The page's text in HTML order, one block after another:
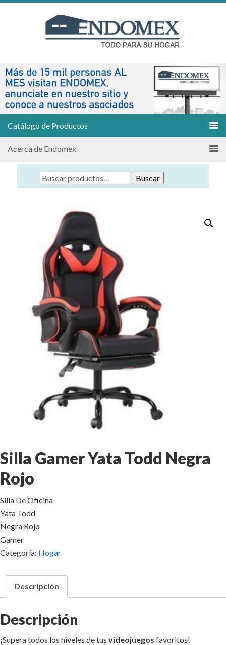
Catálogo de Productos
Acerca de Endomex
Buscar
Silla Gamer Yata Todd Negra
Rojo
Silla De Oficina
Yata Todd
Negra Rojo
Gamer
Categoría: Hogar
Descripción
Descripción
¡Supera todos los niveles de tus videojuegos favoritos!